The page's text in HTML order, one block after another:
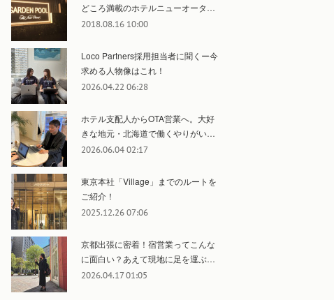
どころ満載のホテルニューオータ…
2018.08.16 10:00
Loco Partners採用担当者に聞くー今
求める人物像はこれ！
2026.04.22 06:28
ホテル支配人からOTA営業へ。大好
きな地元・北海道で働くやりがい…
2026.06.04 02:17
東京本社「Village」までのルートを
ご紹介！
2025.12.26 07:06
京都出張に密着！宿営業ってこんな
に面白い？あえて現地に足を運ぶ…
2026.04.17 01:05